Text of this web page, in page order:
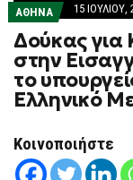
ΑΘΗΝΑ 15 ΙΟΥΛΊΟΥ,
Δούκας για
στην
το
Ελληνικό
Κοινοποιήστε